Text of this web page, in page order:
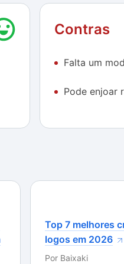
divertido porque,
a distância da sua pipa é
fazer com que ela se
você cortar a linha do
você for abatido, os
bacanas: você tem o
fica repleto delas e o
cortado, é claro.
modo online, e isso faz
Contras
Falta um
Pode enjoar
Top 7 melhores
logos em 2026
Por Baixaki